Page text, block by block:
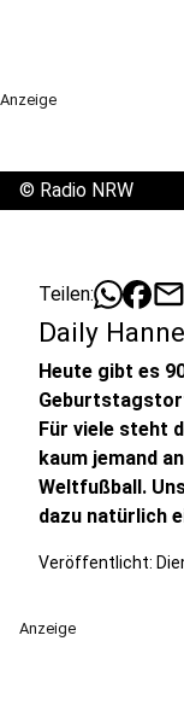
Anzeige
© Radio NRW
Teilen: mail
Daily
Heute gibt es
Für viele steht
kaum jemand
Weltfußball.
dazu natürlich
Veröffentlicht:
Anzeige